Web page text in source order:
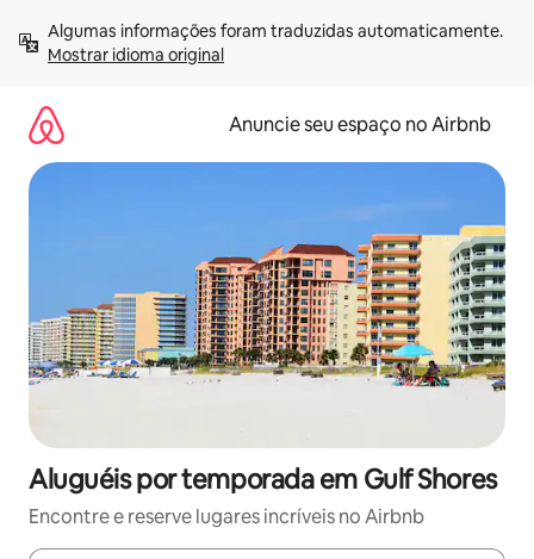
para
Mostrar idioma original
Anuncie seu espaço no Airbnb
Aluguéis por temporada em Gulf Shores
Encontre e reserve lugares incríveis no Airbnb